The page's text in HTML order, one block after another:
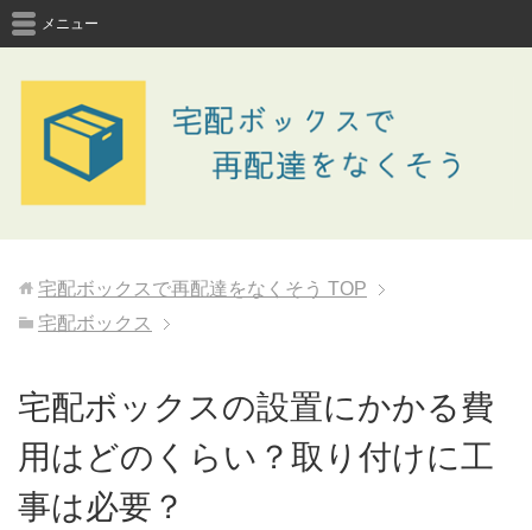
メニュー
宅配ボックスで再配達をなくそう TOP
宅配ボックス
宅配ボックスの設置にかかる費
用はどのくらい？取り付けに工
事は必要？